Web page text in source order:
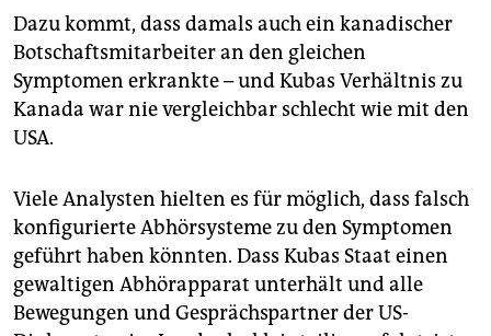
Dazu kommt, dass damals auch ein kanadischer
Botschaftsmitarbeiter an den gleichen
Symptomen erkrankte – und Kubas Verhältnis zu
Kanada war nie vergleichbar schlecht wie mit den
USA.
Viele Analysten hielten es für möglich, dass falsch
konfigurierte Abhörsysteme zu den Symptomen
geführt haben könnten. Dass Kubas Staat einen
gewaltigen Abhörapparat unterhält und alle
Bewegungen und Gesprächspartner der US-